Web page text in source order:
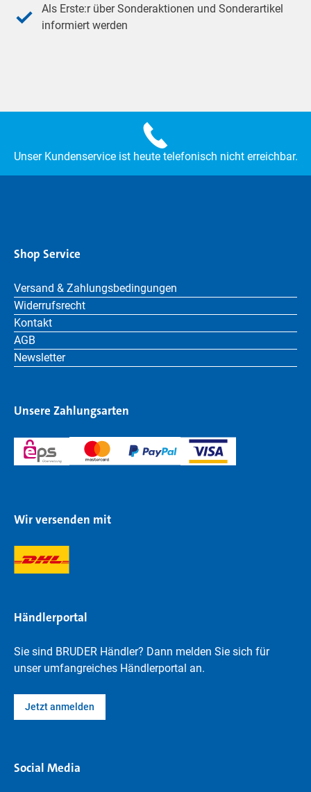
Als Erste:r über Sonderaktionen und Sonderartikel
informiert werden
Unser Kundenservice ist heute telefonisch nicht erreichbar.
Shop Service
Versand & Zahlungsbedingungen
Widerrufsrecht
Kontakt
AGB
Newsletter
Unsere Zahlungsarten
Wir versenden mit
Händlerportal
Sie sind BRUDER Händler? Dann melden Sie sich für
unser umfangreiches Händlerportal an.
Jetzt anmelden
Social Media